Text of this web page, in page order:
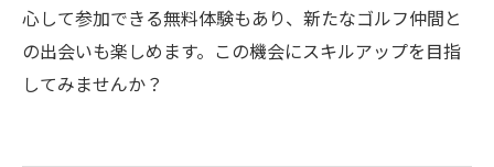
心して参加できる無料体験もあり、新たなゴルフ仲間と
の出会いも楽しめます。この機会にスキルアップを目指
してみませんか？